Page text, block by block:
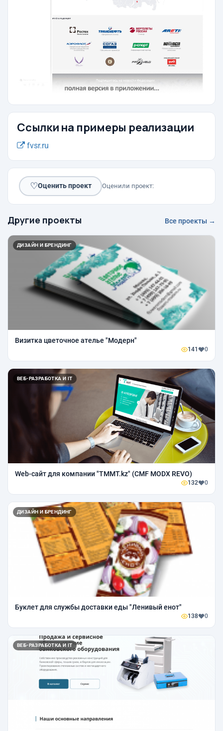
Ссылки на примеры реализации
fvsr.ru
♡Оценить проект Оценили проект:
Другие проекты Все проекты →
ДИЗАЙН И БРЕНДИНГ
Визитка цветочное ателье "Модерн"
141 0
ВЕБ-РАЗРАБОТКА И IT
Web-сайт для компании "TMMT.kz" (CMF MODX REVO)
132 0
ДИЗАЙН И БРЕНДИНГ
Буклет для службы доставки еды "Ленивый енот"
138 0
ВЕБ-РАЗРАБОТКА И IT